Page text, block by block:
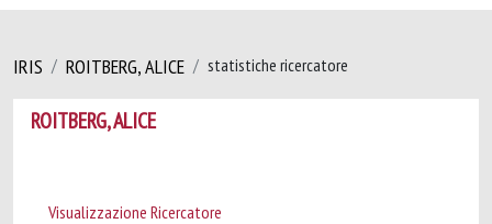
IRIS ROITBERG, ALICE statistiche ricercatore
ROITBERG, ALICE
Visualizzazione Ricercatore